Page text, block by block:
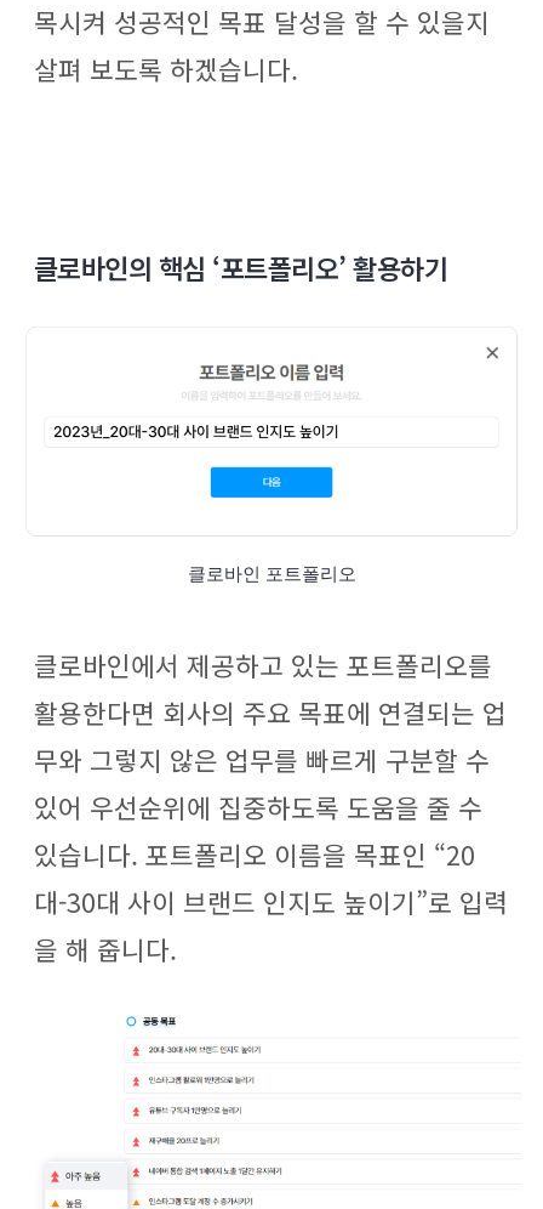
목시켜 성공적인 목표 달성을 할 수 있을지
살펴 보도록 하겠습니다.
클로바인의 핵심 ‘포트폴리오’ 활용하기
클로바인 포트폴리오
클로바인에서 제공하고 있는 포트폴리오를
활용한다면 회사의 주요 목표에 연결되는 업
무와 그렇지 않은 업무를 빠르게 구분할 수
있어 우선순위에 집중하도록 도움을 줄 수
있습니다. 포트폴리오 이름을 목표인 “20
대-30대 사이 브랜드 인지도 높이기”로 입력
을 해 줍니다.